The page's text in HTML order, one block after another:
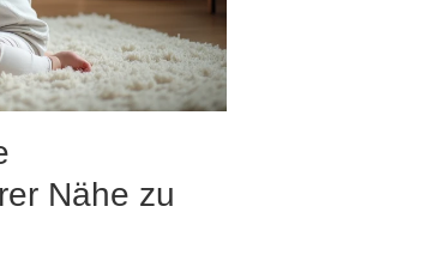
Nähe zu